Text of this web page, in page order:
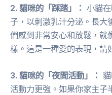
2. 貓咪的「踩踏」： 小貓
子，以刺激乳汁分泌。長大
們感到非常安心和放鬆，就
樣。這是一種愛的表現，請
3. 貓咪的「夜間活動」：
活動力更強。如果你家主子